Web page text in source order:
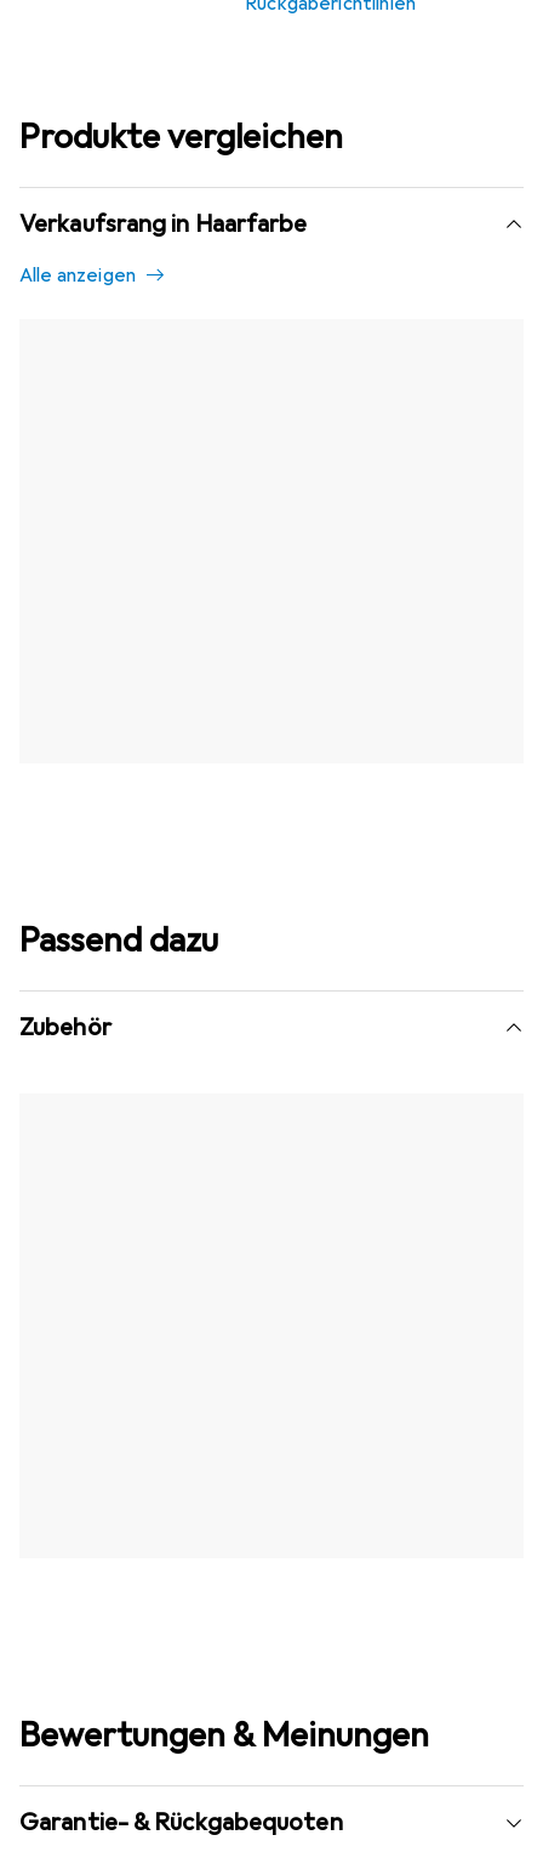
Produkte vergleichen
Verkaufsrang in Haarfarbe
Alle anzeigen
Passend dazu
Zubehör
Bewertungen & Meinungen
Garantie- & Rückgabequoten